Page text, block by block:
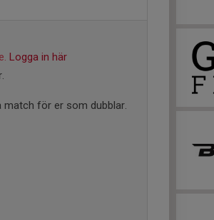
Logga in här
match för er som dubblar.